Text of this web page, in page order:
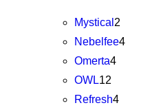
Mystical 2
Nebelfee4
Omerta4
OWL12
Refresh4